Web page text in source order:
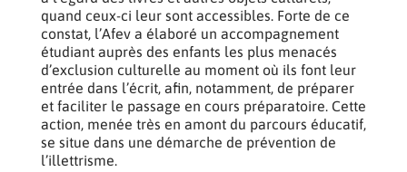
quand ceux-ci leur sont accessibles. Forte de ce
constat, l’Afev a élaboré un accompagnement
étudiant auprès des enfants les plus menacés
d’exclusion culturelle au moment où ils font leur
entrée dans l’écrit, afin, notamment, de préparer
et faciliter le passage en cours préparatoire. Cette
action, menée très en amont du parcours éducatif,
se situe dans une démarche de prévention de
l’illettrisme.